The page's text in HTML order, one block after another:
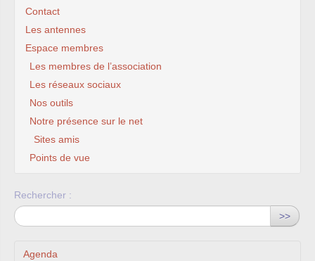
Contact
Les antennes
Espace membres
Les membres de l’association
Les réseaux sociaux
Nos outils
Notre présence sur le net
Sites amis
Points de vue
Rechercher :
>>
Agenda